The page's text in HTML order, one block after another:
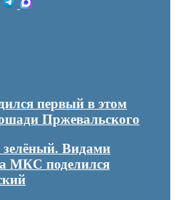
первый в этом
Пржевальского
Видами
МКС поделился